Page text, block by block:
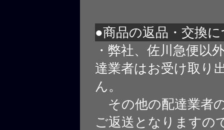
●商品の返品・交換
・弊社、佐川急便以
達業者はお受け取り
ん。
その他の配達業者
ご返送となりますの